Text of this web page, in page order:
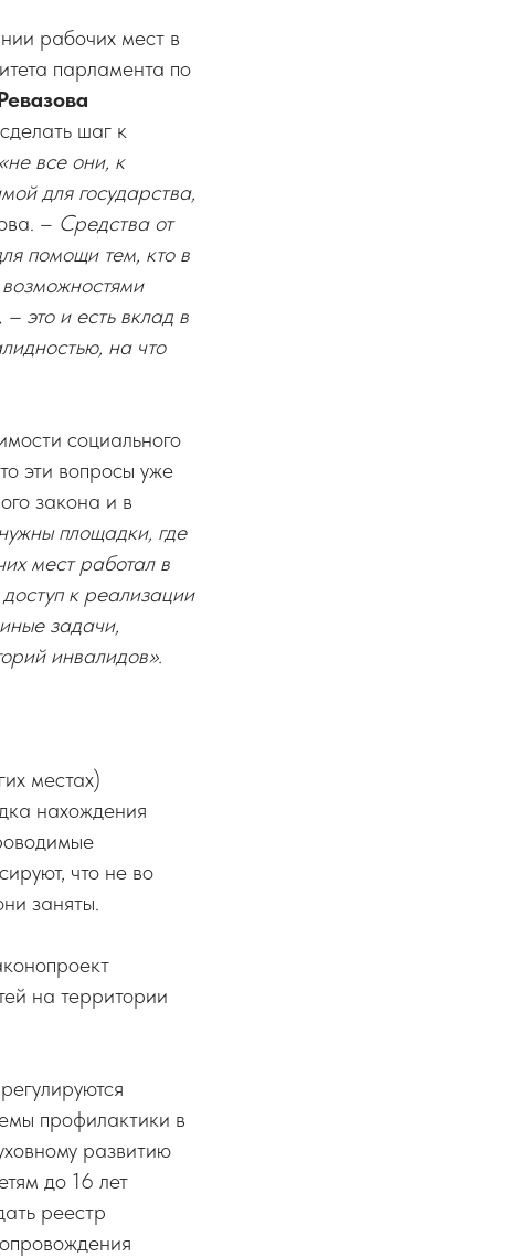
рабочих мест в
парламента по
шаг к
«не все они, к
для государства,
– Средства от
помощи тем, кто в
это и есть вклад в
на что
социального
эти вопросы уже
закона и в
площадки, где
мест работал в
к реализации
задачи,
инвалидов».
местах)
нахождения
что не во
заняты.
на территории
профилактики в
развитию
до 16 лет
реестр